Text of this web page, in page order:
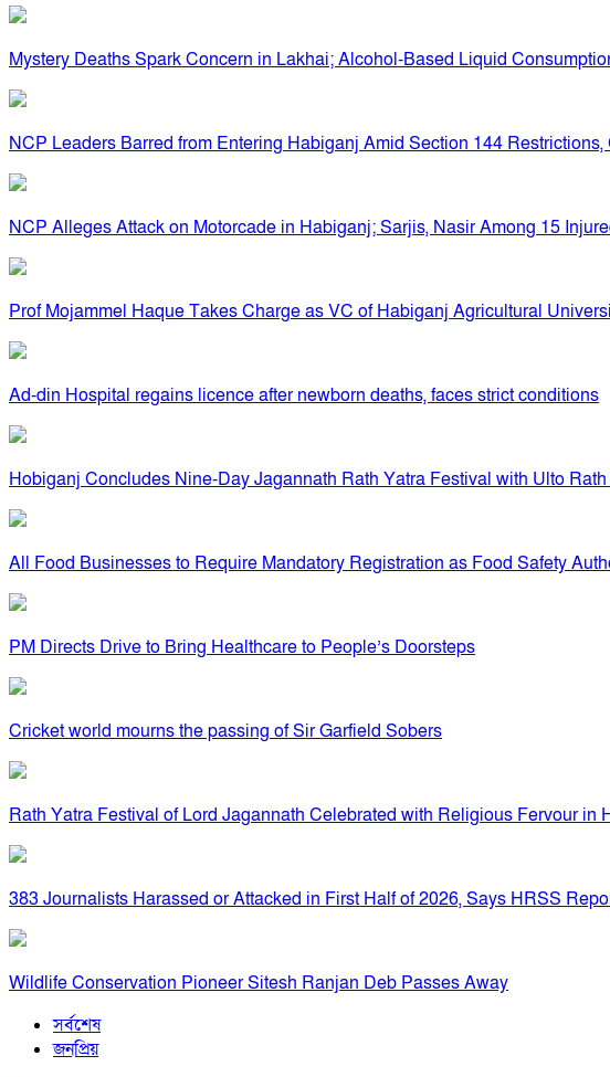
Mystery Deaths Spark Concern in Lakhai; Alcohol-Based Liquid
NCP Leaders Barred from Entering Habiganj Amid Section 144
NCP Alleges Attack on Motorcade in Habiganj; Sarjis, Nasir Among 15
Prof Mojammel Haque Takes Charge as VC of Habiganj Agricultural
Ad-din Hospital regains licence after newborn deaths, faces strict conditions
Hobiganj Concludes Nine-Day Jagannath Rath Yatra Festival with Ulto
All Food Businesses to Require Mandatory Registration as Food Safety
PM Directs Drive to Bring Healthcare to People’s Doorsteps
Cricket world mourns the passing of Sir Garfield Sobers
Rath Yatra Festival of Lord Jagannath Celebrated with Religious Fervour in
383 Journalists Harassed or Attacked in First Half of 2026, Says HRSS
Wildlife Conservation Pioneer Sitesh Ranjan Deb Passes Away
সর্বশেষ
জনপ্রিয়